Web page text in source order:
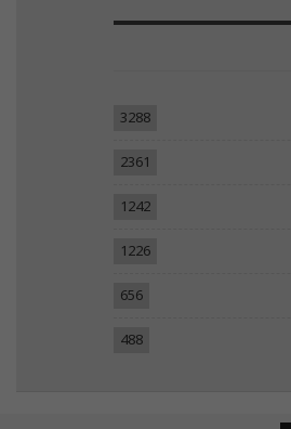
3288
2361
1242
1226
656
488
تصميم مواقع انترنت: